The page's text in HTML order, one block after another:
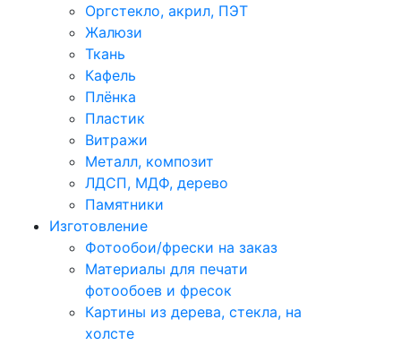
Оргстекло, акрил, ПЭТ
Жалюзи
Ткань
Кафель
Плёнка
Пластик
Витражи
Металл, композит
ЛДСП, МДФ, дерево
Памятники
Изготовление
Фотообои/фрески на заказ
Материалы для печати
фотообоев и фресок
Картины из дерева, стекла, на
холсте